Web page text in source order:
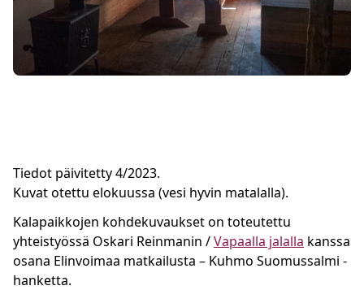
Tiedot päivitetty 4/2023.
Kuvat otettu elokuussa (vesi hyvin matalalla).
Kalapaikkojen kohdekuvaukset on toteutettu
yhteistyössä Oskari Reinmanin /Vapaalla jalalla kanssa
osana Elinvoimaa matkailusta – Kuhmo Suomussalmi -
hanketta.